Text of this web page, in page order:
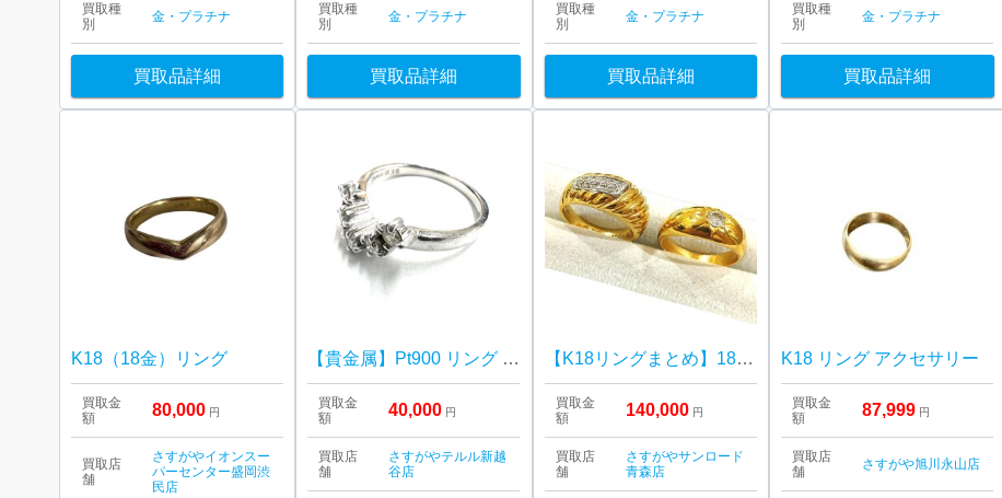
買取種
別
金・プラチナ
買取品詳細
買取種
別
金・プラチナ
買取品詳細
買取種
別
金・プラチナ
買取品詳細
買取種
別
金・プラチナ
買取品詳細
K18（18金）リング
買取金
額
80,000 円
買取店
舗
さすがやイオンスー
パーセンター盛岡渋
民店
【貴金属】Pt900 リング ジュエリーの買取実績
買取金
額
40,000 円
買取店
舗
さすがやテルル新越
谷店
【K18リングまとめ】18金・メレダイヤ・貴金属・アクセサリー・ジュエリー
買取金
額
140,000 円
買取店
舗
さすがやサンロード
青森店
K18 リング アクセサリー
買取金
額
87,999 円
買取店
舗
さすがや旭川永山店